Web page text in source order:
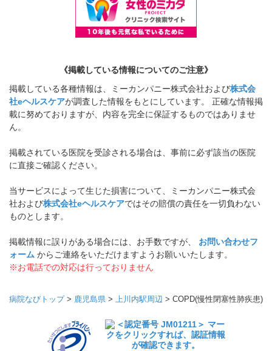
《掲載している情報についてのご注意》
掲載している各種情報は、ミーカンパニー株式会社および株式会
社eヘルスケアが調査した情報をもとにしています。 正確な情報掲
載に努めておりますが、内容を完全に保証するものではありませ
ん。
掲載されている医院を受診される場合は、事前に必ず該当の医院
に直接ご確認ください。
当サービスによって生じた損害について、ミーカンパニー株式会
社および株式会社eヘルスケアではその賠償の責任を一切負わない
ものとします。
掲載情報に誤りがある場合には、お手数ですが、 お問い合わせフ
ォーム からご連絡をいただけますようお願いいたします。
※お電話での対応は行っておりません
病院なびトップ> 鹿児島県 > 上川内駅周辺 > COPD(慢性閉塞性肺疾患)